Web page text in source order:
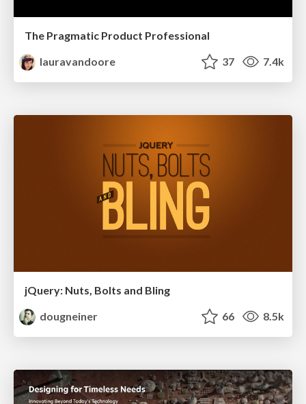
The Pragmatic Product Professional
lauravandoore
37 7.4k
jQuery: Nuts, Bolts and Bling
dougneiner
66 8.5k